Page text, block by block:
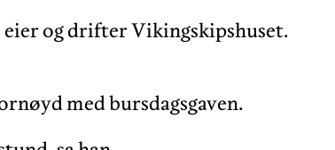
og drifter Vikingskipshuset.
med bursdagsgaven.